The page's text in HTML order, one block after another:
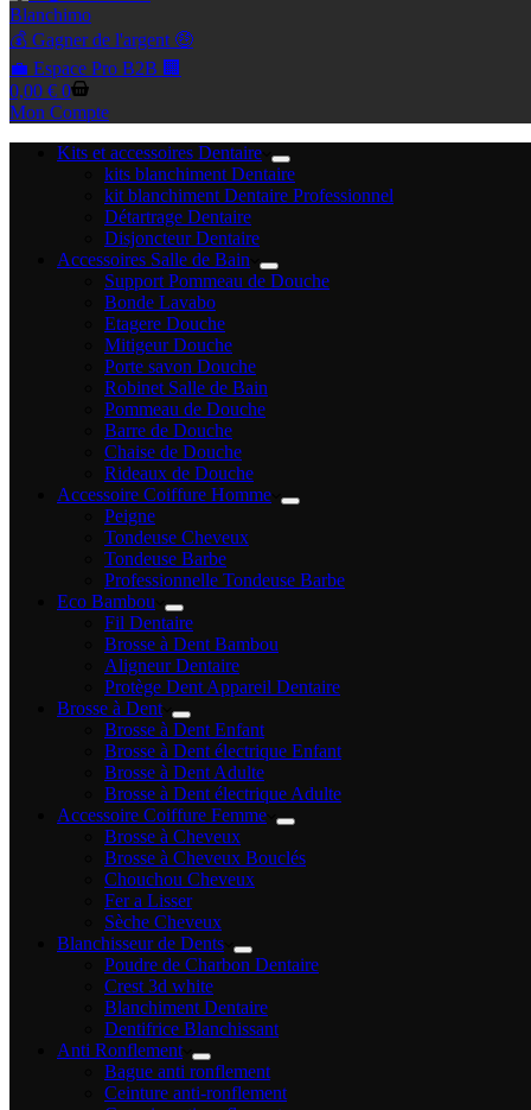
Blanchimo
💰 Gagner de l'argent 🤑
💼 Espace Pro B2B 🏢
Panier
d’achat
0,00 € 0
Mon Compte
Kits et accessoires Dentaire
kits blanchiment Dentaire
kit blanchiment Dentaire Professionnel
Détartrage Dentaire
Disjoncteur Dentaire
Accessoires Salle de Bain
Support Pommeau de Douche
Bonde Lavabo
Etagere Douche
Mitigeur Douche
Porte savon Douche
Robinet Salle de Bain
Pommeau de Douche
Barre de Douche
Chaise de Douche
Rideaux de Douche
Accessoire Coiffure Homme
Peigne
Tondeuse Cheveux
Tondeuse Barbe
Professionnelle Tondeuse Barbe
Eco Bambou
Fil Dentaire
Brosse à Dent Bambou
Aligneur Dentaire
Protège Dent Appareil Dentaire
Brosse à Dent
Brosse à Dent Enfant
Brosse à Dent électrique Enfant
Brosse à Dent Adulte
Brosse à Dent électrique Adulte
Accessoire Coiffure Femme
Brosse à Cheveux
Brosse à Cheveux Bouclés
Chouchou Cheveux
Fer a Lisser
Sèche Cheveux
Blanchisseur de Dents
Poudre de Charbon Dentaire
Crest 3d white
Blanchiment Dentaire
Dentifrice Blanchissant
Anti Ronflement
Bague anti ronflement
Ceinture anti-ronflement